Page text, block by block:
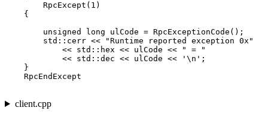
        RpcExcept(1)
    {
        unsigned long ulCode = RpcExceptionCode();
        std::cerr << "Runtime reported exception 0x"
            << std::hex << ulCode << " = "
            << std::dec << ulCode << '\n';
    }
    RpcEndExcept
client.cpp